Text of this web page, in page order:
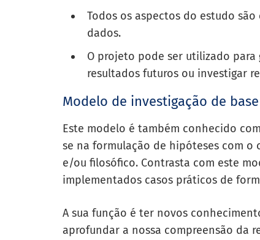
Todos os aspectos do estudo
dados.
O projeto pode ser utilizado
resultados futuros ou investigar
Modelo de investigação de base
Este modelo é também conhecido
se na formulação de hipóteses com
e/ou filosófico. Contrasta com este
implementados casos práticos de
A sua função é ter novos
aprofundar a nossa compreensão da